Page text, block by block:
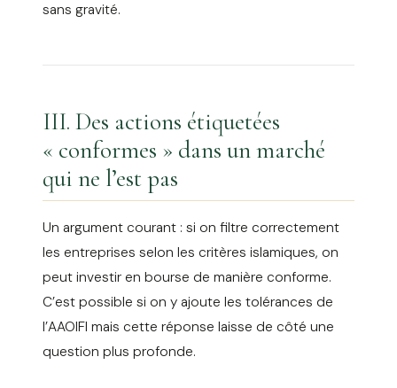
sans gravité.
III. Des actions étiquetées
« conformes » dans un marché
qui ne l’est pas
Un argument courant : si on filtre correctement
les entreprises selon les critères islamiques, on
peut investir en bourse de manière conforme.
C’est possible si on y ajoute les tolérances de
l’AAOIFI mais cette réponse laisse de côté une
question plus profonde.